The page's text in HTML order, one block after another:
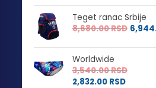
Teget ranac Srbije
8,680.00RSD
Worldwide
3,540.00RSD
2,832.00 RSD